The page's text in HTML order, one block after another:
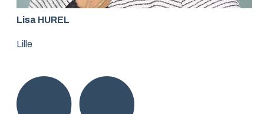
Lisa HUREL
Lille